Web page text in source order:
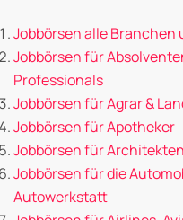
Jobbörsen alle Branchen
Jobbörsen für
Professionals
Jobbörsen für Agrar &
Jobbörsen für Apotheker
Jobbörsen für
Jobbörsen für die
Autowerkstatt